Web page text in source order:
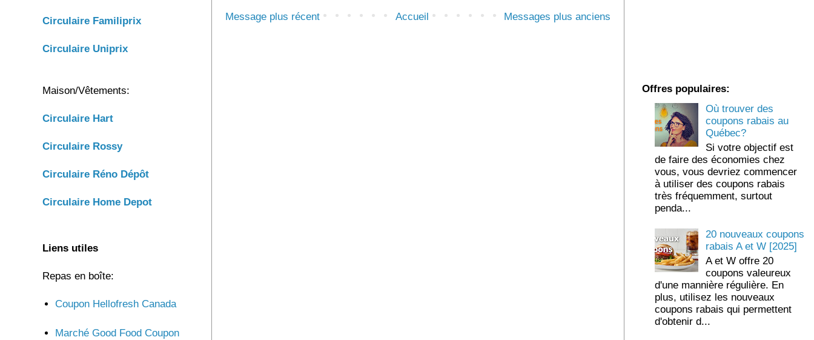
Message plus récent Messages plus anciens
Accueil
Circulaire Familiprix
Circulaire Uniprix
Maison/Vêtements:
Circulaire Hart
Circulaire Rossy
Circulaire Réno Dépôt
Circulaire Home Depot
Liens utiles
Repas en boîte:
Coupon Hellofresh Canada
Marché Good Food Coupon
Offres populaires:
Où trouver des
coupons rabais au
Québec?
Si votre objectif est
de faire des économies chez
vous, vous devriez commencer
à utiliser des coupons rabais
très fréquemment, surtout
penda...
20 nouveaux coupons
rabais A et W [2025]
A et W offre 20
coupons valeureux
d'une mannière régulière. En
plus, utilisez les nouveaux
coupons rabais qui permettent
d'obtenir d...